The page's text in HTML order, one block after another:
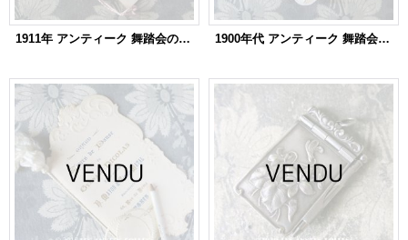
1911年 アンティーク 舞踏会の手帳 ペンシル付 CARNET DE BAL カルネ・ド・バル 1900年代 アンティーク 舞踏会の手帳 ペンシル付 CARNET DE BAL カルネ・ド・バル